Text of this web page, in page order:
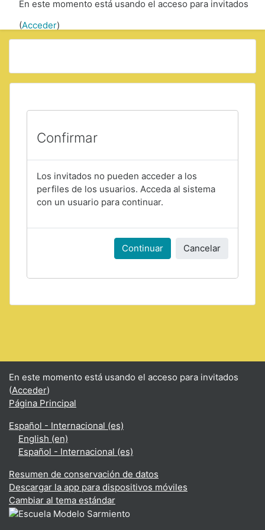
Saltar a contenido principal
En este momento está usando el acceso para invitados
(Acceder)
Confirmar
Los invitados no pueden acceder a los
perfiles de los usuarios. Acceda al sistema
con un usuario para continuar.
Continuar Cancelar
En este momento está usando el acceso para invitados
(Acceder)
Página Principal
Español - Internacional ‎(es)‎
English ‎(en)‎
Español - Internacional ‎(es)‎
Resumen de conservación de datos
Descargar la app para dispositivos móviles
Cambiar al tema estándar